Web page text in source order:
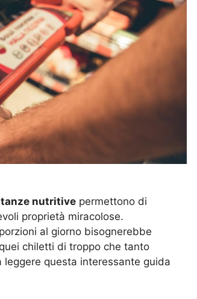
nutritive permettono di
proprietà miracolose.
al giorno bisognerebbe
chiletti di troppo che tanto
questa interessante guida